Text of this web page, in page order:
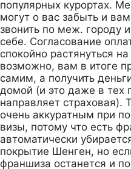
популярных курортах.
могут о вас забыть и
звонить по меж. городу
себе. Согласование
спокойно растянуться
возможно, вам в итоге
самим, а получить
домой (и это даже в тех
направляет страховая).
очень аккуратным при
визы, потому что есть
автоматически
покрытие Шенген, но
франшиза останется и